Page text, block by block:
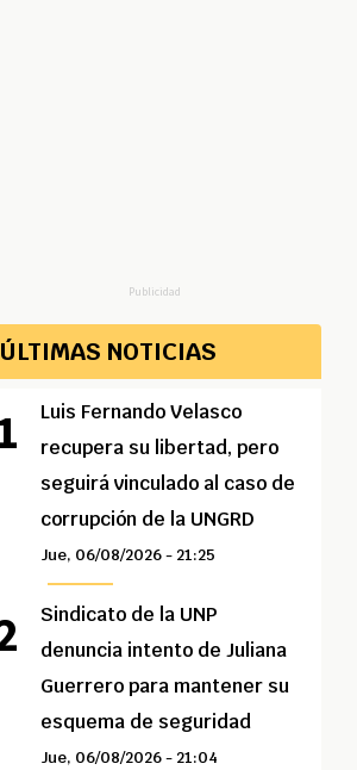
Publicidad
ÚLTIMAS NOTICIAS
Luis Fernando Velasco
recupera su libertad, pero
seguirá vinculado al caso de
corrupción de la UNGRD
Jue, 06/08/2026 - 21:25
Sindicato de la UNP
denuncia intento de Juliana
Guerrero para mantener su
esquema de seguridad
Jue, 06/08/2026 - 21:04